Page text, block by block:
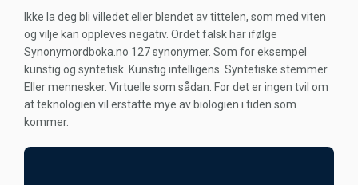
Ikke la deg bli villedet eller blendet av tittelen, som med viten
og vilje kan oppleves negativ. Ordet falsk har ifølge
Synonymordboka.no 127 synonymer. Som for eksempel
kunstig og syntetisk. Kunstig intelligens. Syntetiske stemmer.
Eller mennesker. Virtuelle som sådan. For det er ingen tvil om
at teknologien vil erstatte mye av biologien i tiden som
kommer.